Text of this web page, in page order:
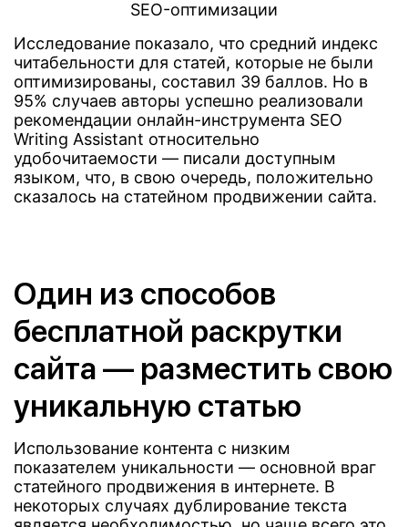
Исследование показало, что средний индекс
читабельности для статей, которые не были
оптимизированы, составил 39 баллов. Но в
95% случаев авторы успешно реализовали
рекомендации онлайн-инструмента SEO
Writing Assistant относительно
удобочитаемости — писали доступным
языком, что, в свою очередь, положительно
сказалось на статейном продвижении сайта.
Один из способов
бесплатной раскрутки
сайта — разместить свою
уникальную статью
Использование контента с низким
показателем уникальности — основной враг
статейного продвижения в интернете. В
некоторых случаях дублирование текста